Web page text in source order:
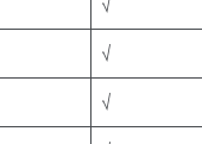
√
√